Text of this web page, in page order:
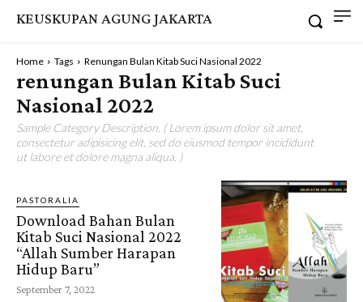
KEUSKUPAN AGUNG JAKARTA
Home Tags Renungan Bulan Kitab Suci Nasional 2022
renungan Bulan Kitab Suci
Nasional 2022
Sample Category Description. ( Lorem ipsum dolor sit amet,
consectetur adipisicing elit, sed do eiusmod tempor incididunt
ut labore et dolore magna aliqua. )
PASTORALIA
Download Bahan Bulan
Kitab Suci Nasional 2022
“Allah Sumber Harapan
Hidup Baru”
September 7, 2022